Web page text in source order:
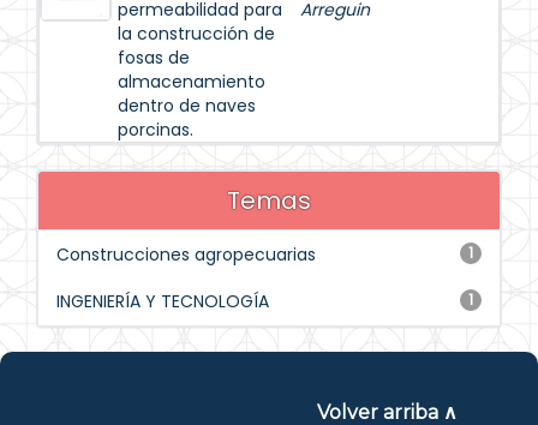
permeabilidad para
la construcción de
fosas de
almacenamiento
dentro de naves
porcinas.
Arreguin
Temas
1
Construcciones agropecuarias
1
INGENIERÍA Y TECNOLOGÍA
Volver arriba ∧